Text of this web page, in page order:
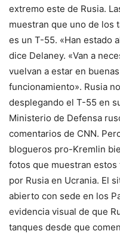
extremo este de Rusia.
muestran que uno de los
es un T-55. «Han estado
dice Delaney. «Van a
vuelvan a estar en
funcionamiento». Rusia
desplegando el T-55 en
Ministerio de Defensa
comentarios de CNN.
blogueros pro-Kremlin
fotos que muestran
por Rusia en Ucrania. El
abierto con sede en los
evidencia visual de que
tanques desde que